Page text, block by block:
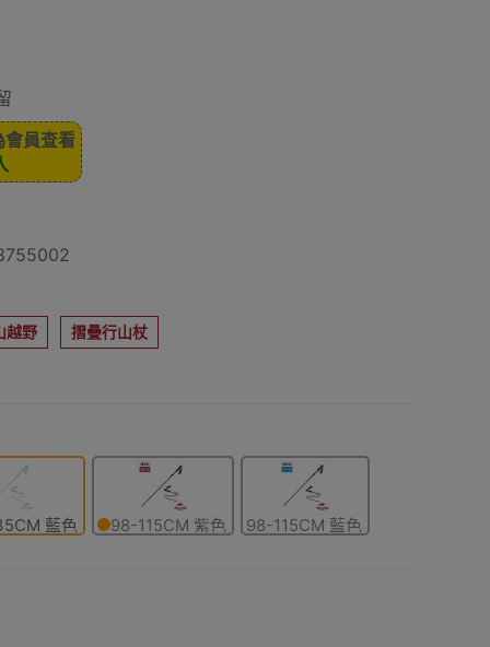
會員查看
越野 摺疊行山杖
藍色 98-115CM 紫色 98-115CM 藍色